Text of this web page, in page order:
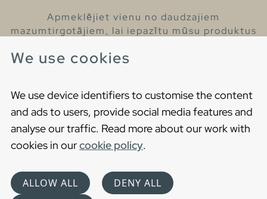
We use cookies
We use device identifiers to customise the content
and ads to users, provide social media features and
analyse our traffic. Read more about our work with
cookies in ourcookie policy.
ALLOW ALL DENY ALL
Apmeklējiet vienu no daudzajiem
mazumtirgotājiem, lai iepazītu mūsu produktus
Cookies
Privātuma politika
Choose language